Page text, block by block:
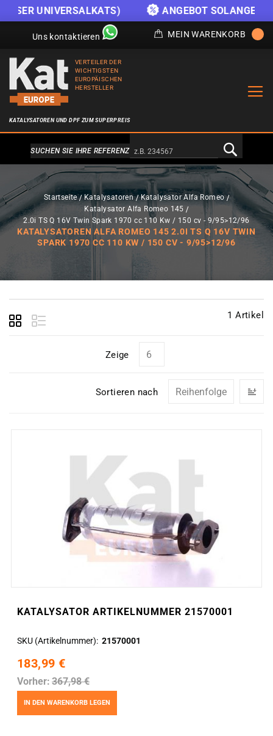
ANGEBOT SOLANGE DER VORRAT REICHT
Uns kontaktieren MEIN WARENKORB
VERTEILER DER
WICHTIGSTEN
EUROPÄISCHEN
HERSTELLER
KATALYSATOREN UND DPF ZUM SUPERPREIS
Alternativa a Doofinder
SUCHEN SIE IHRE REFERENZ
Startseite Katalysatoren
Katalysator Alfa Romeo
Katalysator Alfa Romeo 145
2.0i TS Q 16V Twin Spark 1970 cc 110 Kw / 150 cv - 9/95>12/96
KATALYSATOREN ALFA ROMEO 145 2.0I TS Q 16V TWIN
SPARK 1970 CC 110 KW / 150 CV - 9/95>12/96
1 Artikel
Zeige
Sortieren nach
KATALYSATOR ARTIKELNUMMER 21570001
SKU (Artikelnummer) 21570001
183,99 €
Vorher: 367,98 €
IN DEN WARENKORB LEGEN